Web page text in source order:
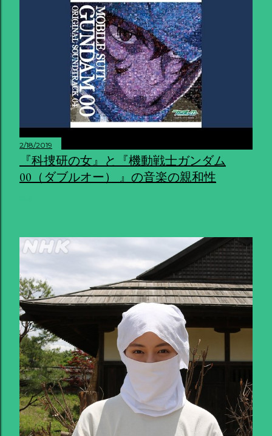
2/18/2019
『科捜研の女』と『機動戦士ガンダム
00（ダブルオー） 』の音楽の親和性